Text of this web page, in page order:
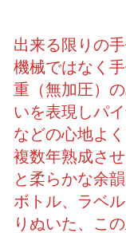
出来る限りの
機械ではなく
重（無加圧）
いを表現しパ
などの心地よ
複数年熟成さ
と柔らかな余
ボトル、ラベ
りぬいた、こ